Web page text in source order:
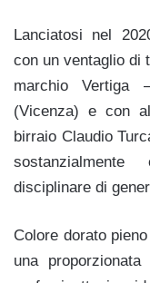
Lanciatosi nel
con un ventaglio di
marchio Vertiga
(Vicenza) e con
birraio Claudio
disciplinare di
Colore dorato
una